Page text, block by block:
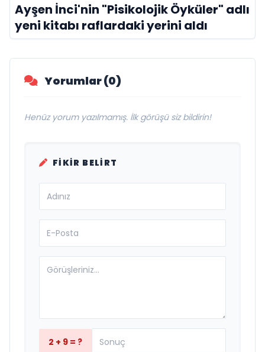
Ayşen İnci'nin "Pisikolojik Öyküler" adlı
yeni kitabı raflardaki yerini aldı
Yorumlar (0)
Henüz yorum yazılmamış. İlk görüşü siz bildirin!
FIKIR BELIRT
2 + 9 = ?